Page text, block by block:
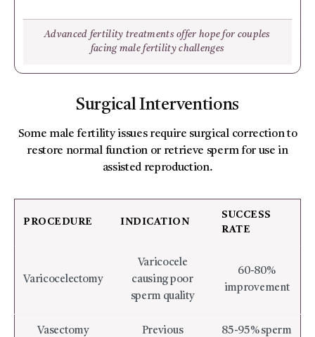
Advanced fertility treatments offer hope for couples
facing male fertility challenges
Surgical Interventions
Some male fertility issues require surgical correction to
restore normal function or retrieve sperm for use in
assisted reproduction.
PROCEDURE INDICATION
SUCCESS
RATE
Varicocelectomy
Varicocele
causing poor
sperm quality
60-80%
improvement
Vasectomy
Previous
85-95% sperm